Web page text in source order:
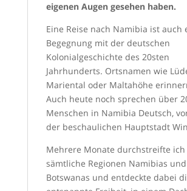
eigenen Augen gesehen haben.
Eine Reise nach Namibia ist auch
Begegnung mit der deutschen
Kolonialgeschichte des 20sten
Jahrhunderts. Ortsnamen wie
Mariental oder Maltahöhe
Auch heute noch sprechen über
Menschen in Namibia Deutsch,
der beschaulichen Hauptstadt
Mehrere Monate durchstreifte ich
sämtliche Regionen Namibias und
Botswanas und entdeckte dabei